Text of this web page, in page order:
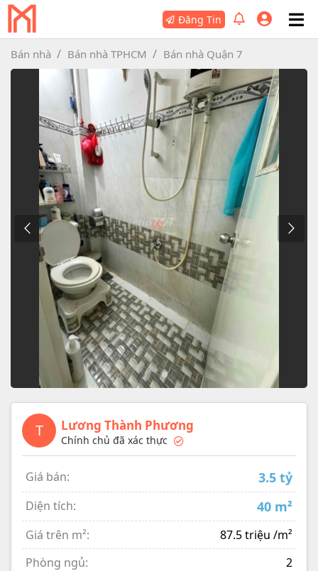
Đăng Tin
Bán nhà Bán nhà TPHCM Bán nhà Quận 7
T Lương Thành Phương
Chính chủ đã xác thực
Giá bán: 3.5 tỷ
Diện tích: 40 m²
Giá trên m²:
87.5 triệu /m²
Phòng ngủ:
2